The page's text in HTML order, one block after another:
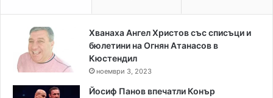
Хванаха Ангел Христов със списъци и
бюлетини на Огнян Атанасов в
Кюстендил
ноември 3, 2023
Йосиф Панов впечатли Конър